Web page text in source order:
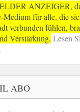
ANZEIGER,
Medium für alle, die
verbunden fühlen,
Verstärkung. Lesen
ABO